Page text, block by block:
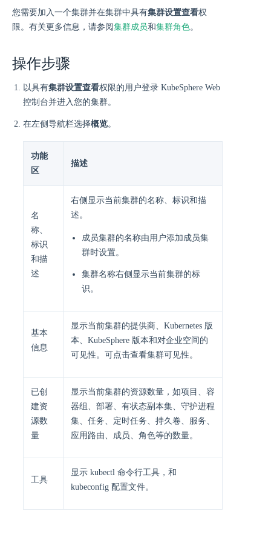
您需要加入一个集群并在集群中具有集群设置查看权
限。有关更多信息，请参阅集群成员和集群角色。
操作步骤
以具有集群设置查看权限的用户登录 KubeSphere Web
控制台并进入您的集群。
在左侧导航栏选择概览。
功能
区
描述
名
称、
标识
和描
述
右侧显示当前集群的名称、标识和描
述。
成员集群的名称由用户添加成员集
群时设置。
集群名称右侧显示当前集群的标
识。
基本
信息
显示当前集群的提供商、Kubernetes 版
本、KubeSphere 版本和对企业空间的
可见性。可点击查看集群可见性。
已创
建资
源数
量
显示当前集群的资源数量，如项目、容
器组、部署、有状态副本集、守护进程
集、任务、定时任务、持久卷、服务、
应用路由、成员、角色等的数量。
工具
显示 kubectl 命令行工具，和
kubeconfig 配置文件。